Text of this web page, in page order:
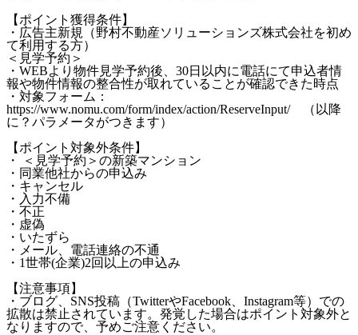
【ポイント獲得条件】
・広告主新規（野村不動産ソリューションズ株式会社を初め
て利用する方）
＜見学予約＞
・WEBより物件見学予約後、30日以内に電話にて申込者情
報や物件情報の整合性が取れていることが確認できた時点
・対象フォーム：
https://www.nomu.com/form/index/action/ReserveInput/ （以降
に？パラメータがつきます）
【ポイント対象外条件】
・ ＜見学予約＞の新築マンション
・同業他社からの申込み
・キャンセル
・入力不備
・不正
・虚偽
・いたずら
・メール、電話連絡の不通
・1世帯(企業)2回以上の申込み
【注意事項】
・ブログ、SNS投稿（TwitterやFacebook、Instagram等）での
拡散は禁止されています。発覚した場合はポイント対象外と
なりますので、予めご注意ください。